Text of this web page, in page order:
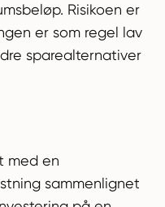
Risikoen er
er som regel lav
sparealternativer
med en
sammenlignet